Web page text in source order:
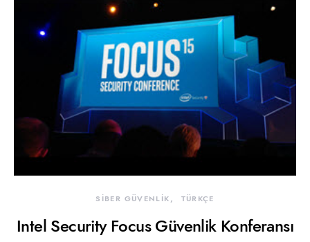
SİBER GÜVENLİK TÜRKÇE
Intel Security Focus Güvenlik Konferansı